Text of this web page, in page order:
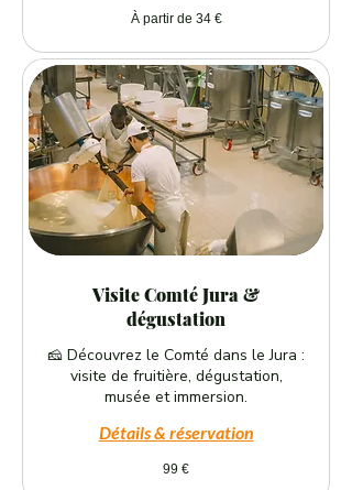
34
euros
À partir de 34 €
Visite Comté Jura &
dégustation
🧀 Découvrez le Comté dans le Jura :
visite de fruitière, dégustation,
musée et immersion.
Détails & réservation
99 €